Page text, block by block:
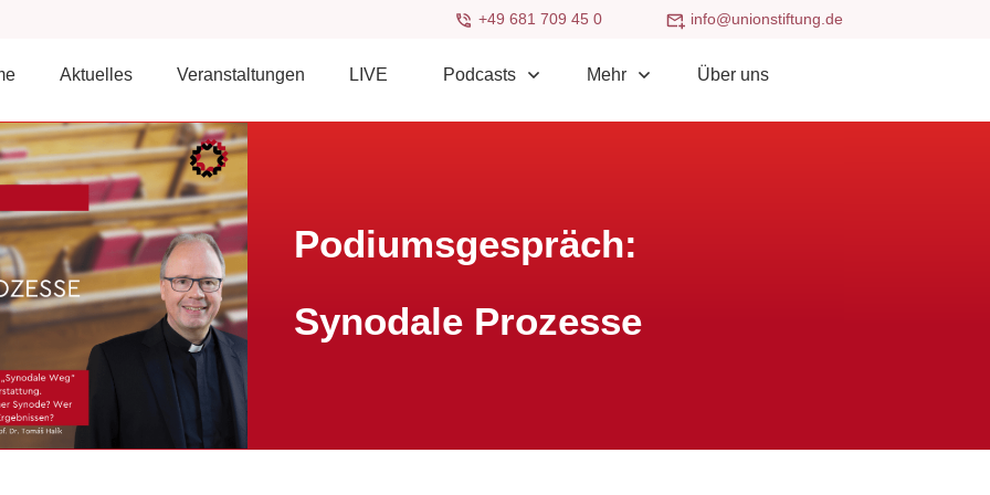
+49 681 709 45 0 info@unionstiftung.de
Aktuelles Veranstaltungen LIVE Podcasts Mehr Über uns
Podiumsgespräch:
Synodale Prozesse